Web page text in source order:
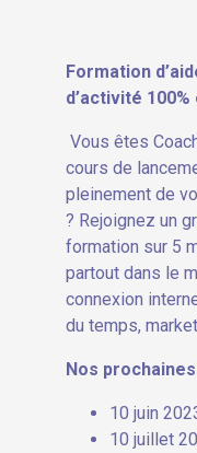
Formation
d’activité
Vous êtes
cours de
pleinement de
? Rejoignez un
formation sur 5
partout dans le
connexion
du temps,
Nos
10 juin
10 juillet